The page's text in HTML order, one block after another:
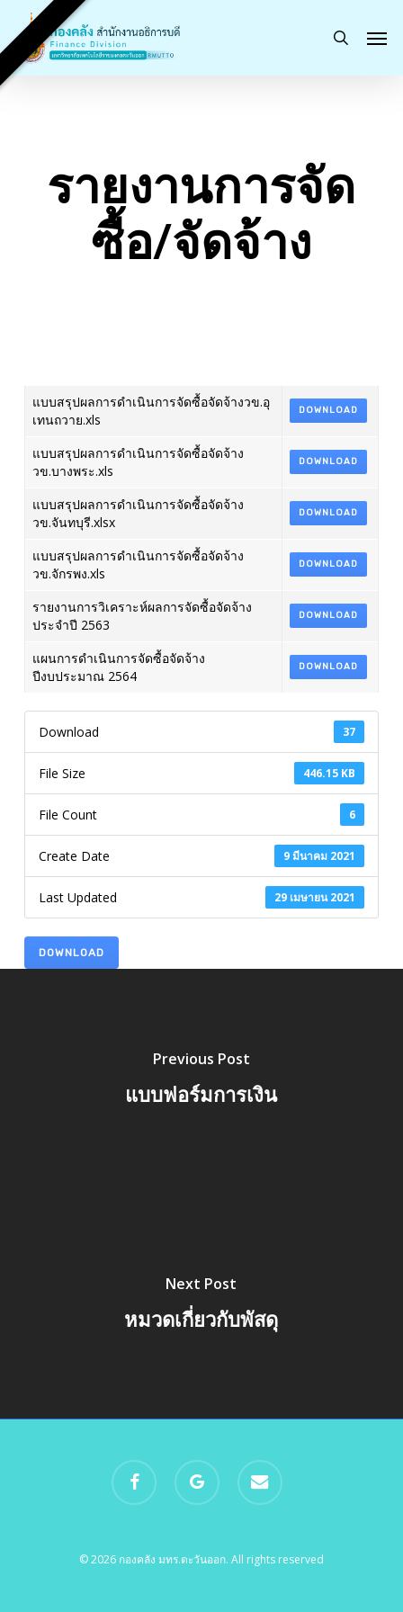
main
content
search
รายงานการจัด
ซื้อ/จัดจ้าง
แบบสรุปผลการดำเนินการจัดซื้อจัดจ้างวข.อุ
เทนถวาย.xls
DOWNLOAD
แบบสรุปผลการดำเนินการจัดซื้อจัดจ้าง
วข.บางพระ.xls
DOWNLOAD
แบบสรุปผลการดำเนินการจัดซื้อจัดจ้าง
วข.จันทบุรี.xlsx
DOWNLOAD
แบบสรุปผลการดำเนินการจัดซื้อจัดจ้าง
วข.จักรพง.xls
DOWNLOAD
รายงานการวิเคราะห์ผลการจัดซื้อจัดจ้าง
ประจำปี 2563
DOWNLOAD
แผนการดำเนินการจัดซื้อจัดจ้าง
ปีงบประมาณ 2564
DOWNLOAD
37
Download
446.15 KB
File Size
6
File Count
9 มีนาคม 2021
Create Date
29 เมษายน 2021
Last Updated
DOWNLOAD
Previous Post
แบบฟอร์มการเงิน
Next Post
หมวดเกี่ยวกับพัสดุ
facebook
google-
plus
email
© 2026 กองคลัง มทร.ตะวันออก. All rights reserved